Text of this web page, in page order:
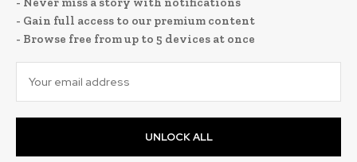
- Gain full access to our premium content
- Browse free from up to 5 devices at once
UNLOCK ALL